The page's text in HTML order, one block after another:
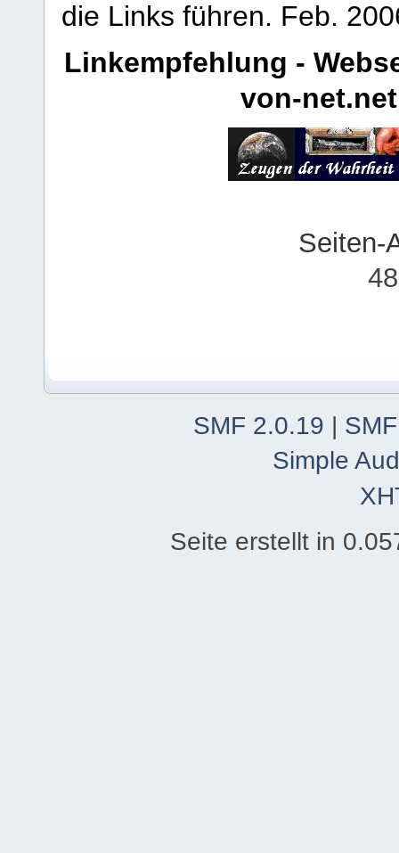
die Links führen. Feb.
Linkempfehlung -
von-net.net
Seiten-
SMF 2.0.19
Simple
Seite erstellt in